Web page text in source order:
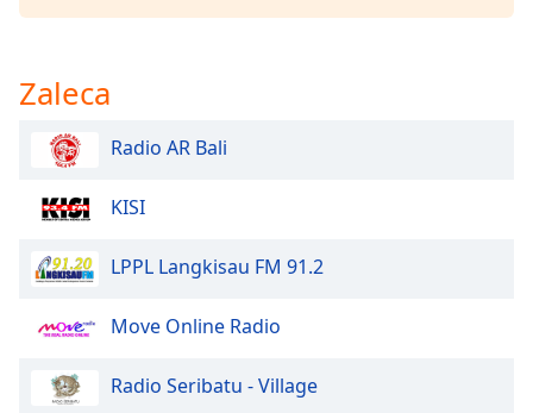
Opacity
Text
Background
Opacity
Caption
Background
Zaleca
Radio AR Bali
KISI
LPPL Langkisau FM 91.2
Move Online Radio
Radio Seribatu - Village